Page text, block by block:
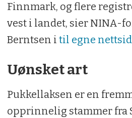
Finnmark, og flere
vest i landet, sier NINA-
Berntsen i til egne
Uønsket art
Pukkellaksen er en
opprinnelig stammer fra